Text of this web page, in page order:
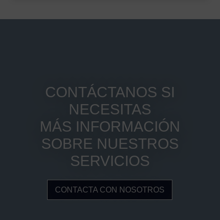
CONTÁCTANOS SI
NECESITAS
MÁS INFORMACIÓN
SOBRE NUESTROS
SERVICIOS
CONTACTA CON NOSOTROS